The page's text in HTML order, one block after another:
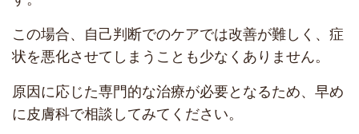
この場合、自己判断でのケアでは改善が難しく、症
状を悪化させてしまうことも少なくありません。
原因に応じた専門的な治療が必要となるため、早め
に皮膚科で相談してみてください。